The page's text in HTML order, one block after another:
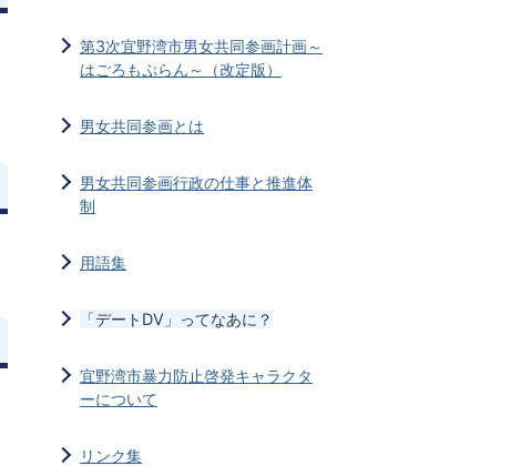
第3次宜野湾市男女共同参画計画～
はごろもぷらん～（改定版）
男女共同参画とは
男女共同参画行政の仕事と推進体
制
用語集
「デートDV」ってなあに？
宜野湾市暴力防止啓発キャラクタ
ーについて
リンク集